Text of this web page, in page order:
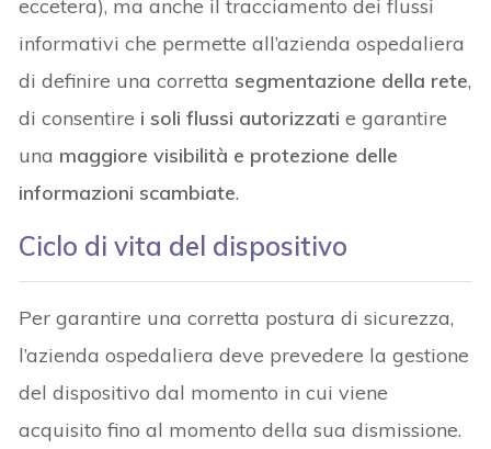
eccetera), ma anche il tracciamento dei flussi
informativi che permette all’azienda ospedaliera
di definire una corretta segmentazione della rete,
di consentire i soli flussi autorizzati e garantire
una maggiore visibilità e protezione delle
informazioni scambiate.
Ciclo di vita del dispositivo
Per garantire una corretta postura di sicurezza,
l’azienda ospedaliera deve prevedere la gestione
del dispositivo dal momento in cui viene
acquisito fino al momento della sua dismissione.